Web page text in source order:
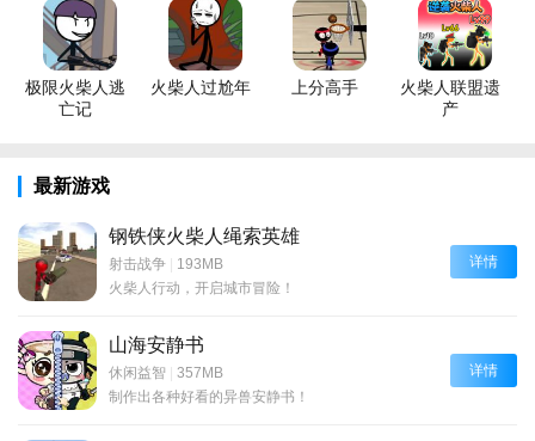
极限火柴人逃
亡记
火柴人过尬年 上分高手
火柴人联盟遗
产
最新游戏
钢铁侠火柴人绳索英雄
射击战争 | 193MB
火柴人行动，开启城市冒险！
详情
山海安静书
休闲益智 | 357MB
制作出各种好看的异兽安静书！
详情